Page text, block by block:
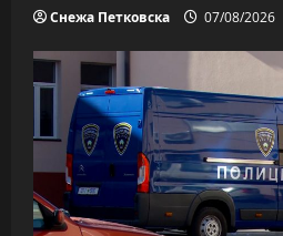
Снежа Петковска 07/08/2026